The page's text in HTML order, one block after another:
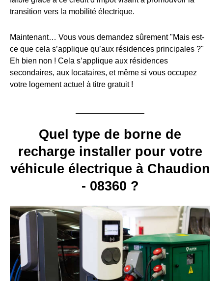
transition vers la mobilité électrique.
Maintenant… Vous vous demandez sûrement "Mais est-
ce que cela s’applique qu’aux résidences principales ?"
Eh bien non ! Cela s’applique aux résidences
secondaires, aux locataires, et même si vous occupez
votre logement actuel à titre gratuit !
Quel type de borne de
recharge installer pour votre
véhicule électrique à Chaudion
- 08360 ?